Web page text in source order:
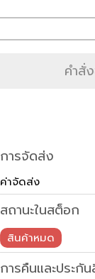
คำสั่
การจัดส่ง
ค่าจัดส่ง
สถานะในสต็อก
สินค้าหมด
การคืนและประกั